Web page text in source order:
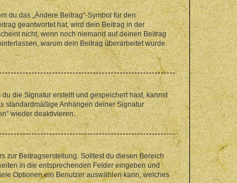
du das „Ändere Beitrag“-Symbol für den
geantwortet hat, wird dein Beitrag in der
nicht, wenn noch niemand auf deinen Beitrag
warum dein Beitrag überarbeitet wurde.
die Signatur erstellt und gespeichert hast, kannst
standardmäßige Anhängen deiner Signatur
wieder deaktivieren.
zur Beitragserstellung. Solltest du diesen Bereich
in die entsprechenden Felder eingeben und
Optionen ein Benutzer auswählen kann, welches